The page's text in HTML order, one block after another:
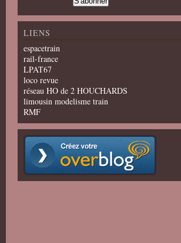
LIENS
espacetrain
rail-france
LPAT67
loco revue
réseau HO de 2 HOUCHARDS
limousin modelisme train
RMF